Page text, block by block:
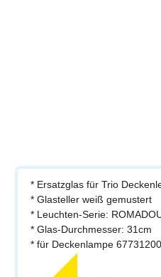
* Ersatzglas für Trio
* Glasteller weiß gemustert
* Leuchten-Serie:
* Glas-Durchmesser: 31cm
* für Deckenlampe